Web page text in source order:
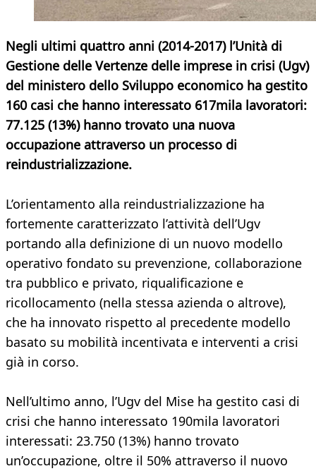
Negli ultimi quattro anni (2014-2017) l’Unità di
Gestione delle Vertenze delle imprese in crisi (Ugv)
del ministero dello Sviluppo economico ha gestito
160 casi che hanno interessato 617mila lavoratori:
77.125 (13%) hanno trovato una nuova
occupazione attraverso un processo di
reindustrializzazione.
L’orientamento alla reindustrializzazione ha
fortemente caratterizzato l’attività dell’Ugv
portando alla definizione di un nuovo modello
operativo fondato su prevenzione, collaborazione
tra pubblico e privato, riqualificazione e
ricollocamento (nella stessa azienda o altrove),
che ha innovato rispetto al precedente modello
basato su mobilità incentivata e interventi a crisi
già in corso.
Nell’ultimo anno, l’Ugv del Mise ha gestito casi di
crisi che hanno interessato 190mila lavoratori
interessati: 23.750 (13%) hanno trovato
un’occupazione, oltre il 50% attraverso il nuovo